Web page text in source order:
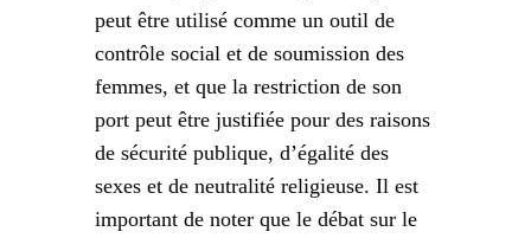
peut être utilisé comme un outil de
contrôle social et de soumission des
femmes, et que la restriction de son
port peut être justifiée pour des raisons
de sécurité publique, d’égalité des
sexes et de neutralité religieuse. Il est
important de noter que le débat sur le